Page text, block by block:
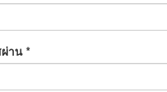
าน *